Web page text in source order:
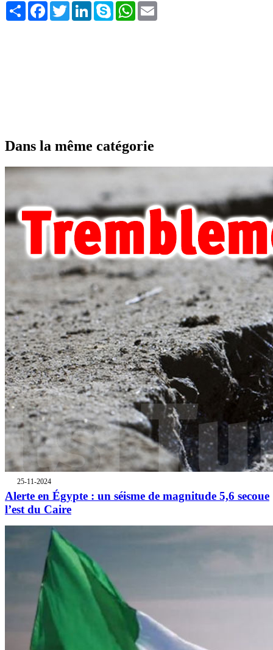
Share FacebookTwitterLinkedInSkype WhatsApp
Dans la même catégorie
25-11-2024
Alerte en Égypte : un séisme de magnitude 5,6 secoue
l’est du Caire